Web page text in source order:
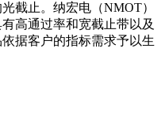
截止。纳宏电（NMOT）
有高通过率和宽截止带以及
依据客户的指标需求予以生